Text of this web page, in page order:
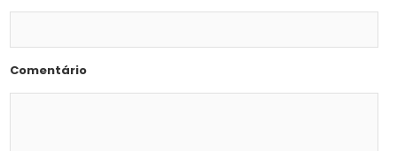
Comentário